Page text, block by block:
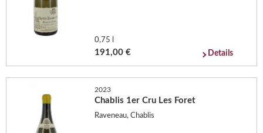
0,75 l
191,00 € Details
2023
Chablis 1er Cru Les Foret
Raveneau, Chablis